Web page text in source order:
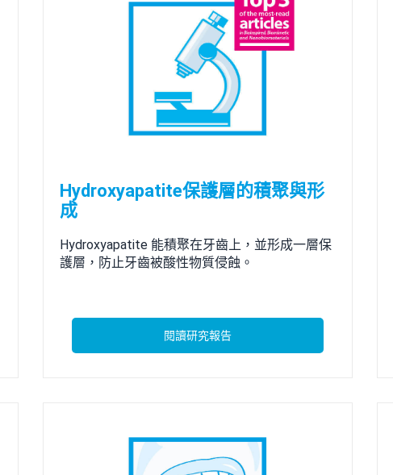
Hydroxyapatite保護層的積聚與形
成
Hydroxyapatite 能積聚在牙齒上，並形成一層保
護層，防止牙齒被酸性物質侵蝕。
閱讀研究報告